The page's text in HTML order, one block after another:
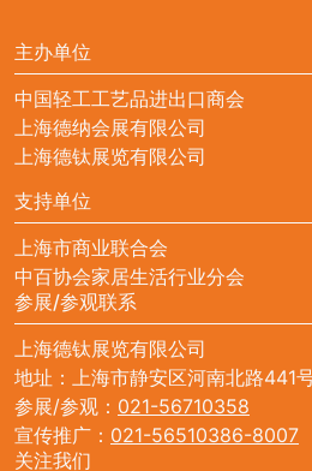
主办单位
中国轻工工艺品进出口商会
上海德纳会展有限公司
上海德钛展览有限公司
支持单位
上海市商业联合会
中百协会家居生活行业分会
参展/参观联系
上海德钛展览有限公司
地址：上海市静安区河南北路441
参展/参观： 021-56710358
宣传推广： 021-56510386-8007
关注我们